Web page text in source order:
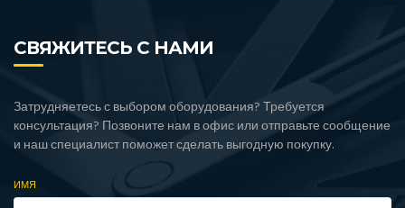
СВЯЖИТЕСЬ С НАМИ
Затрудняетесь с выбором оборудования? Требуется
консультация? Позвоните нам в офис или отправьте сообщение
и наш специалист поможет сделать выгодную покупку.
ИМЯ